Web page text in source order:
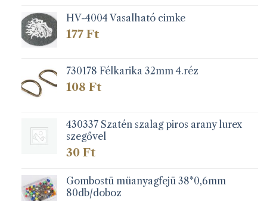
HV-4004 Vasalható cimke
177 Ft
730178 Félkarika 32mm 4.réz
108 Ft
430337 Szatén szalag piros arany lurex
szegővel
30 Ft
Gombostü müanyagfejü 38*0,6mm
80db/doboz